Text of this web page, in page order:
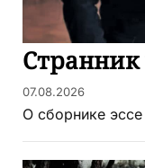
07.08.2026
О сборнике